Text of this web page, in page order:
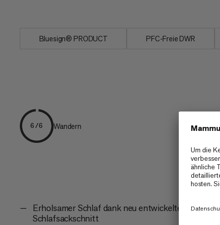
Bluesign® PRODUCT PFC-Freie DWR
6/6 Wandern
Erholsamer Schlaf dank neu entwickeltem
Schlafsackschnitt